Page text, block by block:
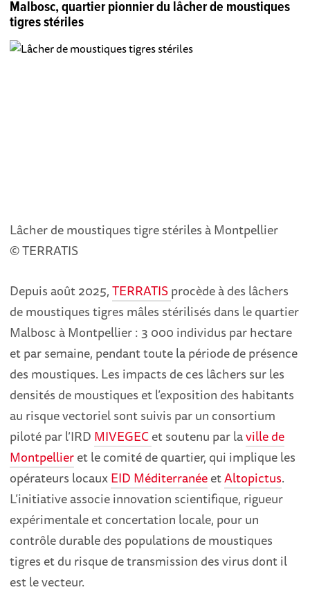
Malbosc, quartier pionnier du lâcher de moustiques
tigres stériles
Lâcher de moustiques tigre stériles à Montpellier
© TERRATIS
Depuis août 2025,TERRATISprocède à des lâchers
de moustiques tigres mâles stérilisés dans le quartier
Malbosc à Montpellier : 3 000 individus par hectare
et par semaine, pendant toute la période de présence
des moustiques. Les impacts de ces lâchers sur les
densités de moustiques et l’exposition des habitants
au risque vectoriel sont suivis par un consortium
piloté par l’IRD MIVEGECet soutenu par laville de
Montpellieret le comité de quartier, qui implique les
opérateurs locauxEID MéditerranéeetAltopictus.
L’initiative associe innovation scientifique, rigueur
expérimentale et concertation locale, pour un
contrôle durable des populations de moustiques
tigres et du risque de transmission des virus dont il
est le vecteur.